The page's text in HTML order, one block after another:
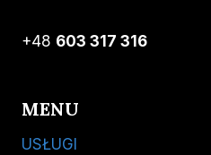
+48 603 317 316
MENU
USŁUGI